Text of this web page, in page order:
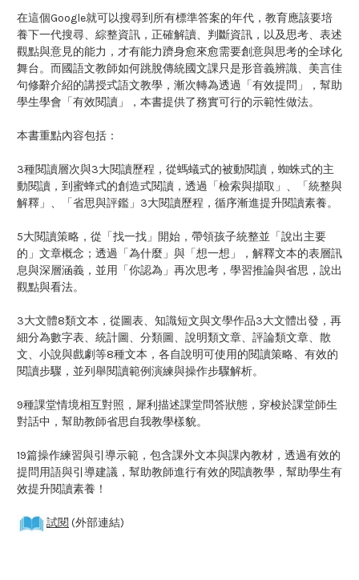
在這個Google就可以搜尋到所有標準答案的年代，教育應該要培
養下一代搜尋、綜整資訊，正確解讀、判斷資訊，以及思考、表述
觀點與意見的能力，才有能力躋身愈來愈需要創意與思考的全球化
舞台。而國語文教師如何跳脫傳統國文課只是形音義辨識、美言佳
句修辭介紹的講授式語文教學，漸次轉為透過「有效提問」，幫助
學生學會「有效閱讀」，本書提供了務實可行的示範性做法。
本書重點內容包括：
3種閱讀層次與3大閱讀歷程，從螞蟻式的被動閱讀，蜘蛛式的主
動閱讀，到蜜蜂式的創造式閱讀，透過「檢索與擷取」、「統整與
解釋」、「省思與評鑑」3大閱讀歷程，循序漸進提升閱讀素養。
5大閱讀策略，從「找一找」開始，帶領孩子統整並「說出主要
的」文章概念；透過「為什麼」與「想一想」，解釋文本的表層訊
息與深層涵義，並用「你認為」再次思考，學習推論與省思，說出
觀點與看法。
3大文體8類文本，從圖表、知識短文與文學作品3大文體出發，再
細分為數字表、統計圖、分類圖、說明類文章、評論類文章、散
文、小說與戲劇等8種文本，各自說明可使用的閱讀策略、有效的
閱讀步驟，並列舉閱讀範例演練與操作步驟解析。
9種課堂情境相互對照，犀利描述課堂問答狀態，穿梭於課堂師生
對話中，幫助教師省思自我教學樣貌。
19篇操作練習與引導示範，包含課外文本與課內教材，透過有效的
提問用語與引導建議，幫助教師進行有效的閱讀教學，幫助學生有
效提升閱讀素養！
試閱 (外部連結)